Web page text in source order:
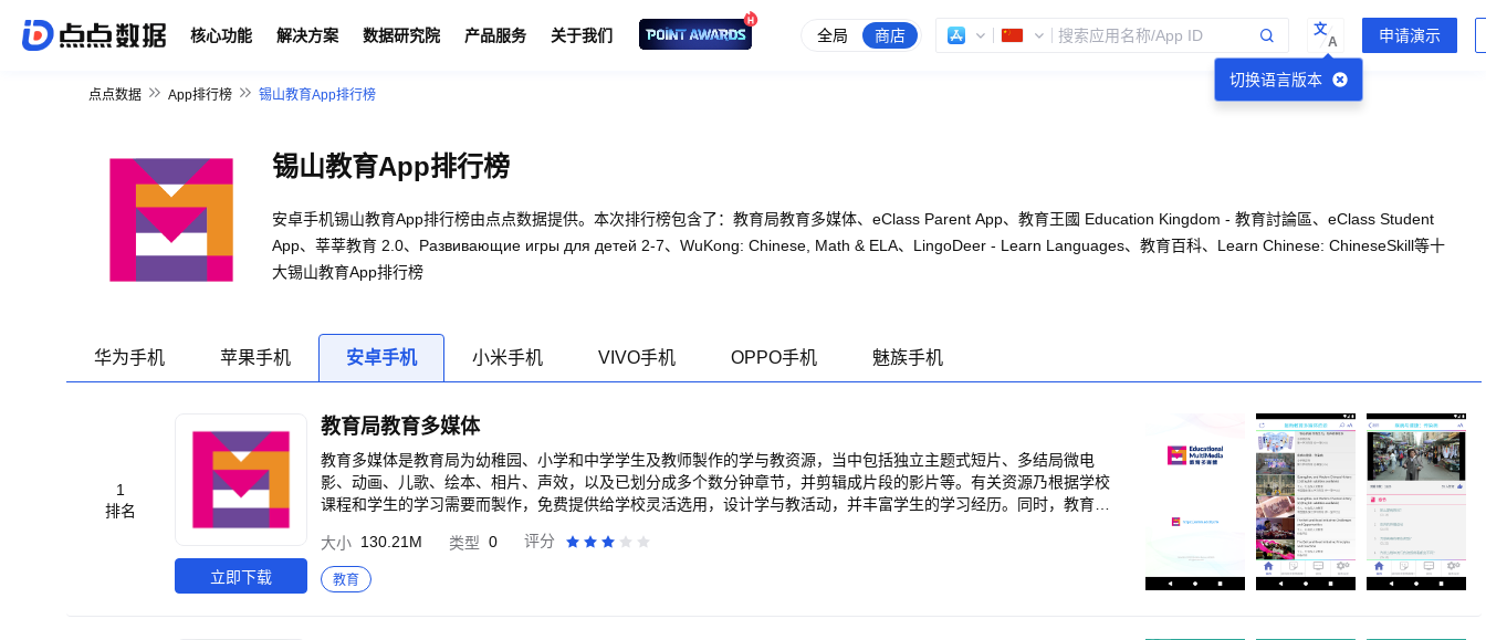
核心功能 解决方案 数据研究院 产品服务 关于我们 全局 商店
切换语言版本
文
A
点点数据 App排行榜 锡山教育App排行榜
锡山教育App排行榜
安卓手机锡山教育App排行榜由点点数据提供。本次排行榜包含了：教育局教育多媒体、eClass Parent App、教育王國 Education Kingdom - 教育討論區、eClass Student
App、莘莘教育 2.0、Развивающие игры для детей 2-7、WuKong: Chinese, Math & ELA、LingoDeer - Learn Languages、教育百科、Learn Chinese: ChineseSkill等十
大锡山教育App排行榜
华为手机 苹果手机 安卓手机 小米手机 VIVO手机 OPPO手机 魅族手机
1
排名
立即下载
教育局教育多媒体
教育多媒体是教育局为幼稚园、小学和中学学生及教师製作的学与教资源，当中包括独立主题式短片、多结局微电
影、动画、儿歌、绘本、相片、声效，以及已划分成多个数分钟章节，并剪辑成片段的影片等。有关资源乃根据学校
课程和学生的学习需要而製作，免费提供给学校灵活选用，设计学与教活动，并丰富学生的学习经历。同时，教育局
emm.edcity.hk)及本流动应用程式浏览教育多媒体资源。
大小 130.21M 类型 0 评分
教育